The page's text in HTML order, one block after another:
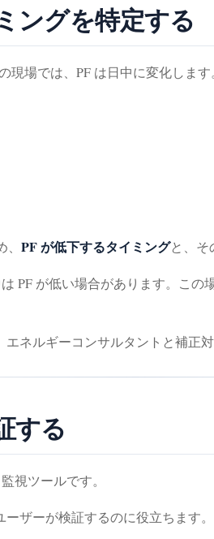
ングを特定する
場では、PF は日中に変化します
PF が低下するタイミングと、そ
PF が低い場合があります。この
ネルギーコンサルタントと補正
する
視ツールです。
ザーが検証するのに役立ちます。